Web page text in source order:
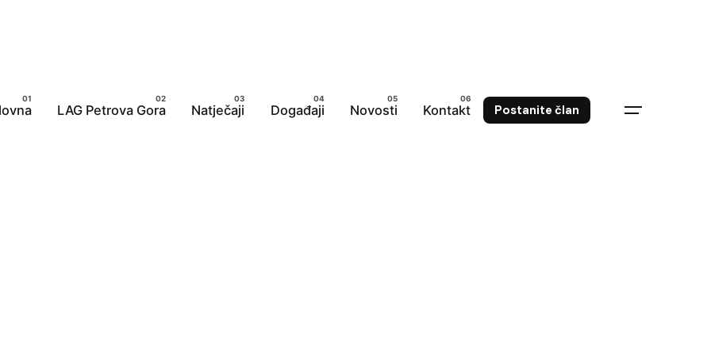
LAG Petrova Gora Natječaji Događaji Novosti Kontakt Postanite član